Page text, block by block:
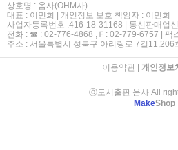
상호명 : 옴사(OHM사)
대표 : 이민희 | 개인정보 보호 책임자 : 이민희
사업자등록번호 :416-18-31168 | 통신판매업
전화 : ☎ : 02-776-4868 ,Ｆ: 02-779-6757 | 팩
주소 : 서울특별시 성북구 아리랑로 7길11,206
이용약관| 개인정보
ⓒ도서출판 옴사 All
MakeShop